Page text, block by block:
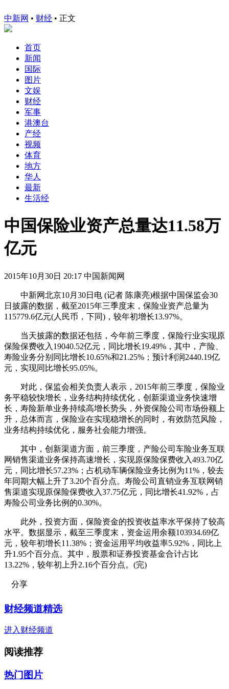
中新网 • 财经 • 正文
首页
新闻
国际
图片
文娱
财经
军事
港澳台
产经
视频
体育
地方
华人
最新
生活经
中国保险业资产总量达11.58万
亿元
2015年10月30日 20:17 中国新闻网
中新网北京10月30日电 (记者 陈康亮)根据中国保监会30
日披露的数据，截至2015年三季度末，保险业资产总量为
115779.6亿元(人民币，下同)，较年初增长13.97%。
当天披露的数据还包括，今年前三季度，保险行业实现原
保险保费收入19040.52亿元，同比增长19.49%，其中，产险、
寿险业务分别同比增长10.65%和21.25%；预计利润2440.19亿
元，实现同比增长95.05%。
对此，保监会相关负责人表示，2015年前三季度，保险业
务平稳较快增长，业务结构持续优化，创新渠道业务快速增
长，寿险新单业务持续高增长势头，外资保险公司市场份额上
升，总体而言，保险业在实现稳增长的同时，有效防范风险，
业务结构持续优化，服务社会能力增强。
其中，创新渠道方面，前三季度，产险公司车险业务互联
网销售渠道业务保持高速增长，实现原保险保费收入493.70亿
元，同比增长57.23%；占机动车辆保险业务比例为11%，较去
年同期大幅上升了3.20个百分点。寿险公司直销业务互联网销
售渠道实现原保险保费收入37.75亿元，同比增长41.92%，占
寿险公司业务比例的0.30%。
此外，投资方面，保险资金的投资收益率水平保持了较高
水平。数据显示，截至三季度末，资金运用余额103934.69亿
元，较年初增长11.38%；资金运用平均收益率5.92%，同比上
升1.95个百分点。其中，股票和证券投资基金合计占比
13.22%，较年初上升2.16个百分点。(完)
分享
财经频道精选
进入财经频道
阅读推荐
热门图片